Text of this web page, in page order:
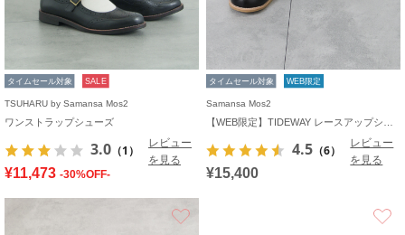
タイムセール対象 SALE
TSUHARU by Samansa Mos2
ワンストラップシューズ
3.0 （1）
レビュー
を見る
¥11,473 -30%OFF-
タイムセール対象 WEB限定
Samansa Mos2
4.5 （6）
レビュー
を見る
¥15,400